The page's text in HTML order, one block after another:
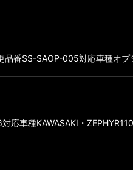
番SS-SAOP-005対応車種オ
応車種KAWASAKI・